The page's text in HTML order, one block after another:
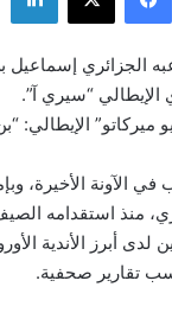
الجزائري
الإيطالي:
الأخيرة،
منذ استقدامه
أبرز الأندية
تقارير صحفية.